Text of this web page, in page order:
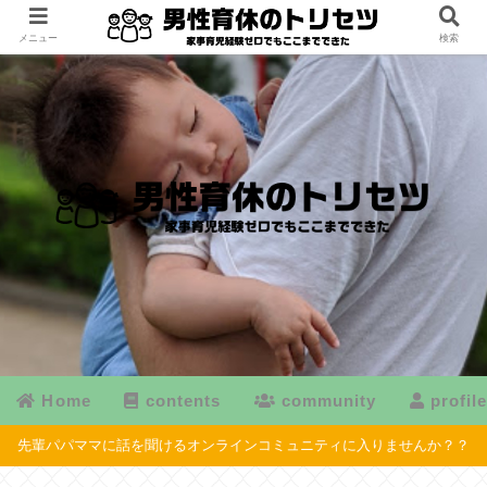
Home contents community profile
先輩パパママに話を聞けるオンラインコミュニティに入りませんか？？
メニュー 検索